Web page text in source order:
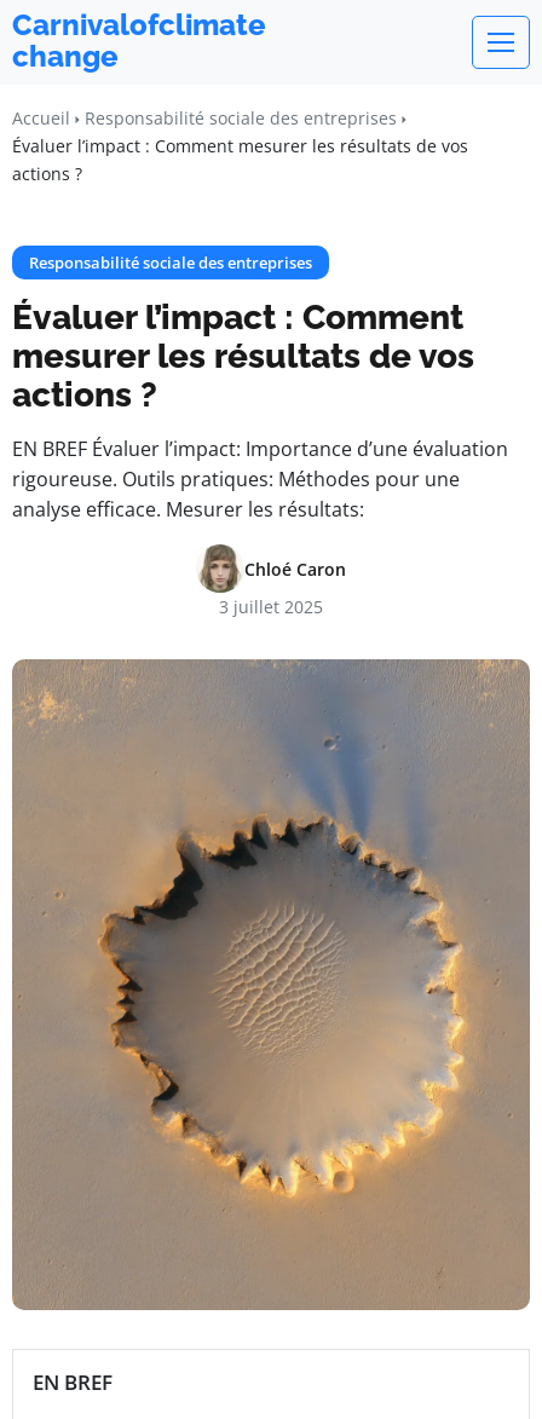
Carnivalofclimate
change
Accueil
Responsabilité sociale des entreprises
Évaluer l’impact : Comment mesurer les résultats de vos
actions ?
Responsabilité sociale des entreprises
Évaluer l’impact : Comment
mesurer les résultats de vos
actions ?
EN BREF Évaluer l’impact: Importance d’une évaluation
rigoureuse. Outils pratiques: Méthodes pour une
analyse efficace. Mesurer les résultats:
Chloé Caron
3 juillet 2025
EN BREF